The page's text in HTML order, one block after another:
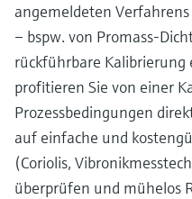
angemeldeten
– bspw. von Promass-
rückführbare
profitieren Sie von einer
Prozessbedingungen
auf einfache und
(Coriolis,
überprüfen und mühelos